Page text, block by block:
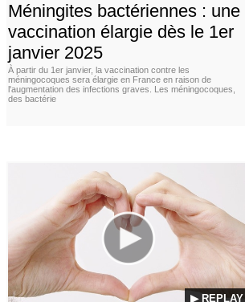
Méningites bactériennes : une
vaccination élargie dès le 1er
janvier 2025
À partir du 1er janvier, la vaccination contre les
méningocoques sera élargie en France en raison de
l'augmentation des infections graves. Les méningocoques,
des bactérie
▶ REPLAY